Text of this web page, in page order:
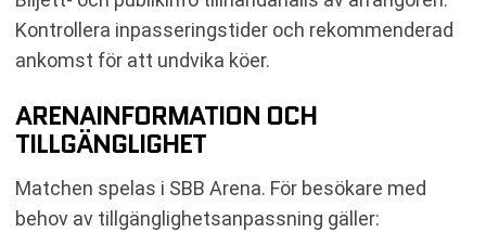
Kontrollera inpasseringstider och rekommenderad
ankomst för att undvika köer.
ARENAINFORMATION OCH
TILLGÄNGLIGHET
Matchen spelas i SBB Arena. För besökare med
behov av tillgänglighetsanpassning gäller: